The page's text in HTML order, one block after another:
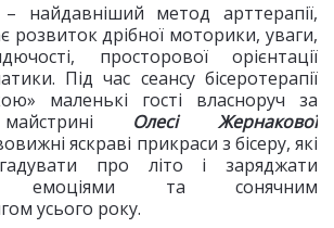
– найдавніший метод арттерапії,
розвиток дрібної моторики, уваги,
просторової орієнтації
Під час сеансу бісеротерапії
маленькі гості власноруч за
Олесі Жернакової
яскраві прикраси з бісеру, які
про літо і заряджати
емоціями та сонячним
усього року.